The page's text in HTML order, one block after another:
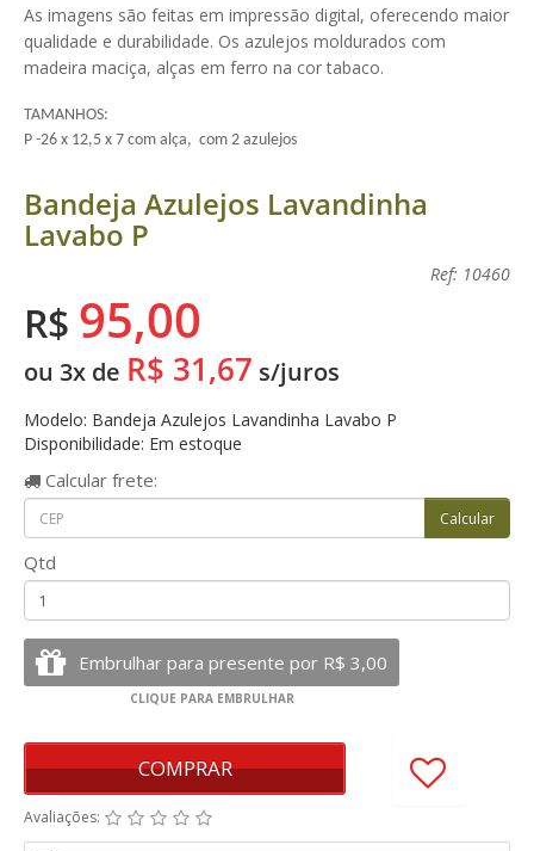
As imagens são feitas em impressão digital, oferecendo maior
qualidade e durabilidade. Os azulejos moldurados com
madeira maciça, alças em ferro na cor tabaco.
TAMANHOS:
P -26 x 12,5 x 7 com alça, com 2 azulejos
Bandeja Azulejos Lavandinha
Lavabo P
Ref: 10460
R$ 95,00
ou 3x de R$ 31,67 s/juros
Modelo: Bandeja Azulejos Lavandinha Lavabo P
Disponibilidade: Em estoque
Calcular frete:
Qtd
COMPRAR
Avaliações: